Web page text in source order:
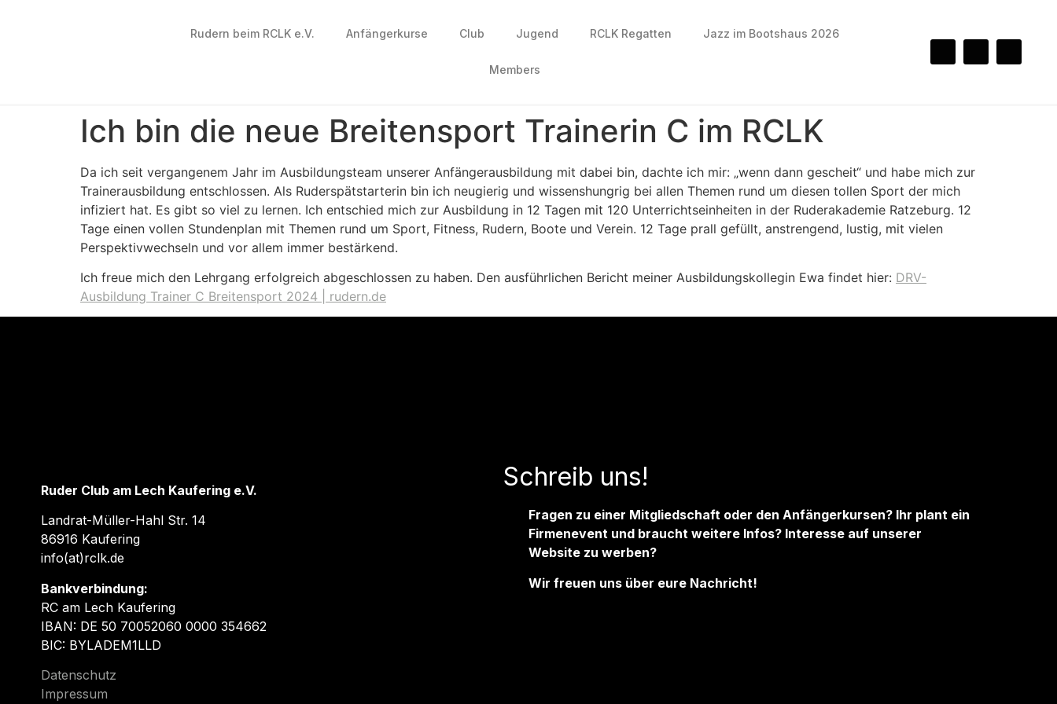
Rudern beim RCLK e.V. Anfängerkurse Club Jugend RCLK Regatten Jazz im Bootshaus 2026
Members
Ich bin die neue Breitensport Trainerin C im RCLK
Da ich seit vergangenem Jahr im Ausbildungsteam unserer Anfängerausbildung mit dabei bin, dachte ich mir: „wenn dann gescheit“ und habe mich zur
Trainerausbildung entschlossen. Als Ruderspätstarterin bin ich neugierig und wissenshungrig bei allen Themen rund um diesen tollen Sport der mich
infiziert hat. Es gibt so viel zu lernen. Ich entschied mich zur Ausbildung in 12 Tagen mit 120 Unterrichtseinheiten in der Ruderakademie Ratzeburg. 12
Tage einen vollen Stundenplan mit Themen rund um Sport, Fitness, Rudern, Boote und Verein. 12 Tage prall gefüllt, anstrengend, lustig, mit vielen
Perspektivwechseln und vor allem immer bestärkend.
Ich freue mich den Lehrgang erfolgreich abgeschlossen zu haben. Den ausführlichen Bericht meiner Ausbildungskollegin Ewa findet hier: DRV-
Ausbildung Trainer C Breitensport 2024 | rudern.de
Ruder Club am Lech Kaufering e.V.
Landrat-Müller-Hahl Str. 14
86916 Kaufering
info(at)rclk.de
Bankverbindung:
RC am Lech Kaufering
IBAN: DE 50 70052060 0000 354662
BIC: BYLADEM1LLD
Datenschutz
Impressum
Schreib uns!
Fragen zu einer Mitgliedschaft oder den Anfängerkursen? Ihr plant ein
Firmenevent und braucht weitere Infos? Interesse auf unserer
Website zu werben?
Wir freuen uns über eure Nachricht!